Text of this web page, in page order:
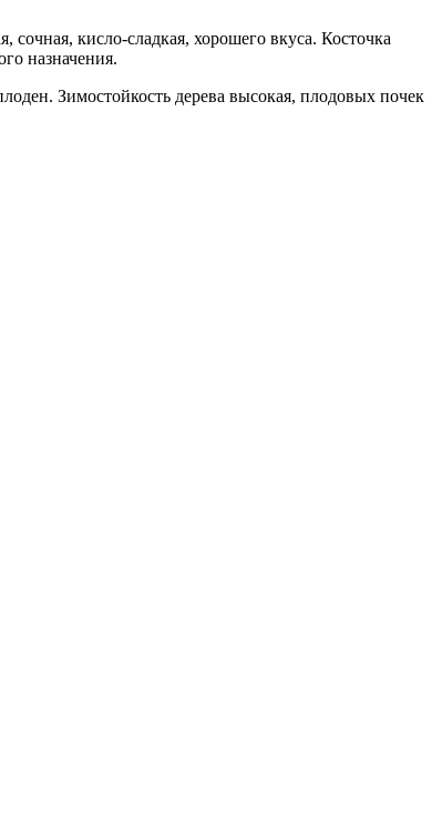
кисло-сладкая, хорошего вкуса. Косточка
назначения.
Зимостойкость дерева высокая, плодовых почек